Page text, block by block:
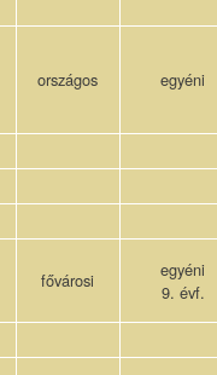
országos egyéni
fővárosi
egyéni
9. évf.